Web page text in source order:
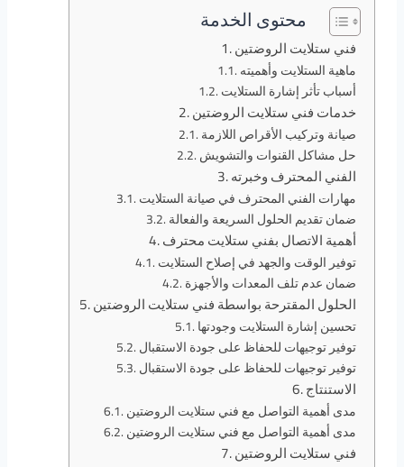
محتوى الخدمة
فني ستلايت الروضتين
ماهية الستلايت وأهميته
أسباب تأثر إشارة الستلايت
خدمات فني ستلايت الروضتين
صيانة وتركيب الأقراص اللازمة
حل مشاكل القنوات والتشويش
الفني المحترف وخبرته
مهارات الفني المحترف في صيانة الستلايت
ضمان تقديم الحلول السريعة والفعالة
أهمية الاتصال بفني ستلايت محترف
توفير الوقت والجهد في إصلاح الستلايت
ضمان عدم تلف المعدات والأجهزة
الحلول المقترحة بواسطة فني ستلايت الروضتين
تحسين إشارة الستلايت وجودتها
توفير توجيهات للحفاظ على جودة الاستقبال
توفير توجيهات للحفاظ على جودة الاستقبال
الاستنتاج
مدى أهمية التواصل مع فني ستلايت الروضتين
مدى أهمية التواصل مع فني ستلايت الروضتين
فني ستلايت الروضتين